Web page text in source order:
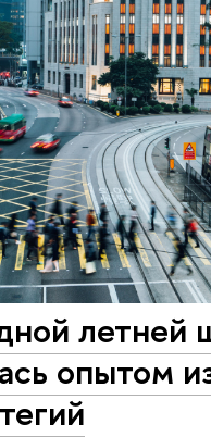
летней
опытом